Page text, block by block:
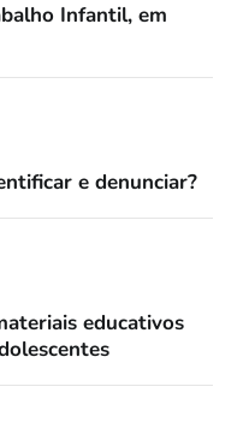
Infantil, em
e denunciar?
educativos